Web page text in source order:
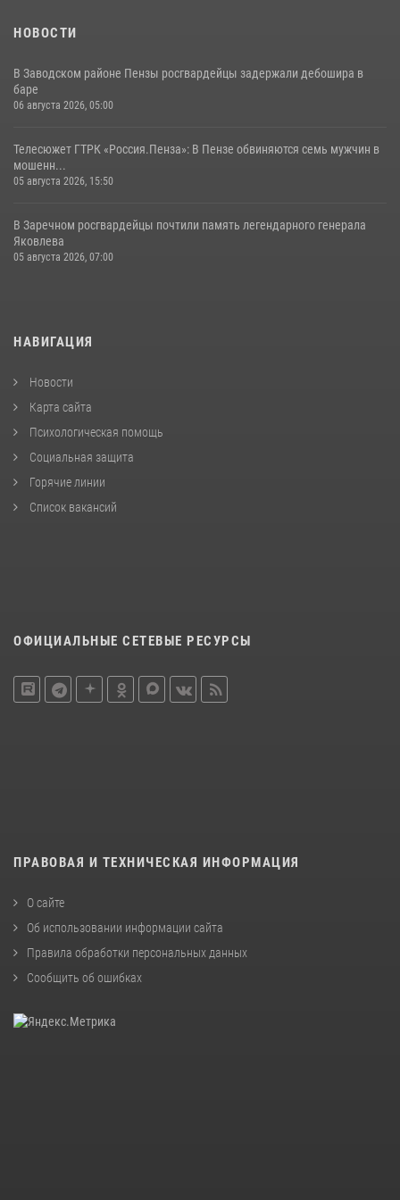
НОВОСТИ
В Заводском районе Пензы росгвардейцы задержали дебошира в
баре
06 августа 2026, 05:00
Телесюжет ГТРК «Россия.Пенза»: В Пензе обвиняются семь мужчин в
мошенн...
05 августа 2026, 15:50
В Заречном росгвардейцы почтили память легендарного генерала
Яковлева
05 августа 2026, 07:00
НАВИГАЦИЯ
Новости
Карта сайта
Психологическая помощь
Социальная защита
Горячие линии
Список вакансий
ОФИЦИАЛЬНЫЕ СЕТЕВЫЕ РЕСУРСЫ
ПРАВОВАЯ И ТЕХНИЧЕСКАЯ ИНФОРМАЦИЯ
О сайте
Об использовании информации сайта
Правила обработки персональных данных
Сообщить об ошибках